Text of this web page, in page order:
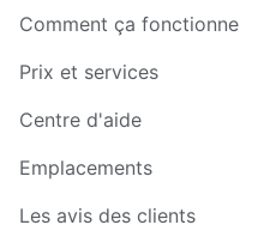
Comment ça fonctionne
Prix et services
Centre d'aide
Emplacements
Les avis des clients